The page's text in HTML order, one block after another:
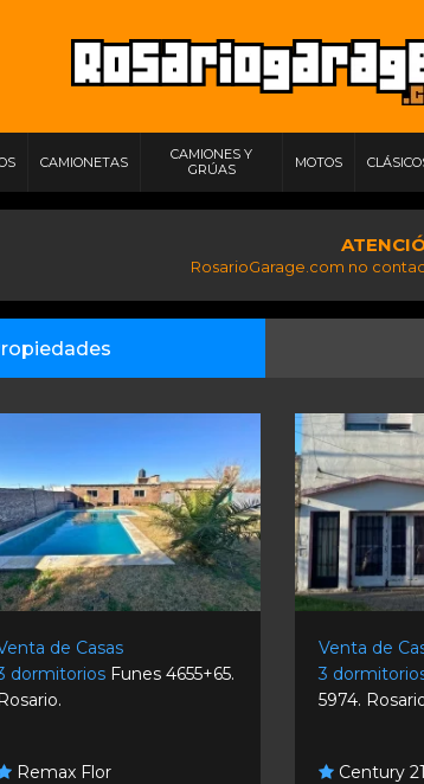
CAMIONETAS
CAMIONES Y
GRÚAS
MOTOS
RosarioGarage.com no
de Casas
dormitorios Funes 4655+65.
Rosario.
Remax Flor
Venta de
3
5974.
Century